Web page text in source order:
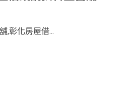
,彰化房屋借...